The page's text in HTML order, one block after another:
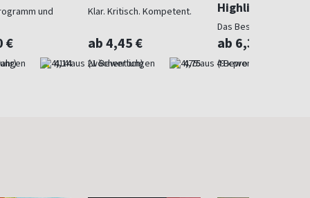
und
€
4,14
Klar. Kritisch. Kompetent.
ab 4,45 €
(wöchentlich) 4,75
Highlights
Das Beste der Serien
ab 6,33 €
(9 x pro Jahr)